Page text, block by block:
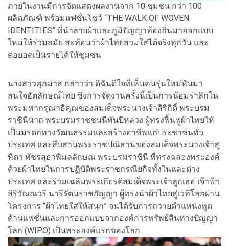
ภายในงานมีการจัดแสดงผลงานจาก 10 ชุมชน กว่า 100
ผลิตภัณฑ์ พร้อมแฟชั่นโชว์ “THE WALK OF WOVEN
IDENTITIES” ที่นำลายผ้าและภูมิปัญญาท้องถิ่นมาออกแบบ
ใหม่ให้ร่วมสมัย สะท้อนว่าผ้าไทยสวมใส่ได้จริงทุกวัน และ
ต่อยอดเป็นรายได้ให้ชุมชน
นางสาวศุภมาส กล่าวว่า ดิฉันดีใจที่เห็นคนรุ่นใหม่หันมา
สนใจอัตลักษณ์ไทย ซึ่งการจัดงานครั้งนี้เป็นการน้อมรำลึกใน
พระมหากรุณาธิคุณของสมเด็จพระนางเจ้าสิริกิติ์ พระบรม
ราชินีนาถ พระบรมราชชนนีพันปีหลวง ผู้ทรงฟื้นฟูผ้าไทยให้
เป็นมรดกทางวัฒนธรรมและสร้างอาชีพแก่ประชาชนทั่ว
ประเทศ และสืบสานพระราชปณิธานของสมเด็จพระนางเจ้าสุ
ทิดา พัชรสุธาพิมลลักษณ พระบรมราชินี ที่ทรงฉลองพระองค์
ด้วยผ้าไทยในการปฏิบัติพระราชกรณียกิจทั้งในและต่าง
ประเทศ และร่วมเฉลิมพระเกียรติสมเด็จพระเจ้าลูกเธอ เจ้าฟ้า
สิริวัณณวรี นารีรัตนราชกัญญา ผู้ทรงนำผ้าไทยสู่เวทีโลกผ่าน
โครงการ “ผ้าไทยใส่ให้สนุก” จนได้รับการถวายตำแหน่งทูต
ด้านแฟชั่นและการออกแบบจากองค์การทรัพย์สินทางปัญญา
โลก (WIPO) เป็นพระองค์แรกของโลก